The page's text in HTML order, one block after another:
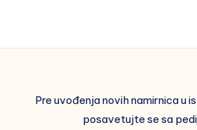
Pre uvođenja novih namirnica u
posavetujte se sa